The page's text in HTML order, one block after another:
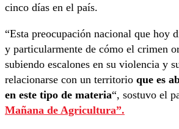
cinco días en el país.
“Esta preocupación nacional que hoy
y particularmente de cómo el crimen
subiendo escalones en su violencia y
relacionarse con un territorio que es
en este tipo de materia“, sostuvo el
Mañana de Agricultura”.